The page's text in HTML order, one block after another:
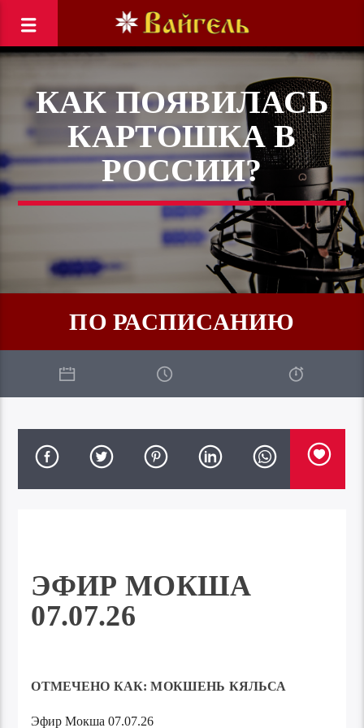
КАК ПОЯВИЛАСЬ
КАРТОШКА В
РОССИИ?
ПО РАСПИСАНИЮ
ЭФИР МОКША
07.07.26
ОТМЕЧЕНО КАК:МОКШЕНЬ КЯЛЬСА
Эфир Мокша 07.07.26